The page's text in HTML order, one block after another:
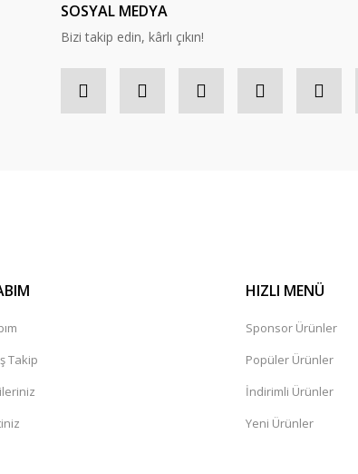
SOSYAL MEDYA
Bizi takip edin, kârlı çıkın!
Takip
HIZLI MENÜ
Sponsor Ürünler
Popüler Ürünler
İndirimli Ürünler
Yeni Ürünler